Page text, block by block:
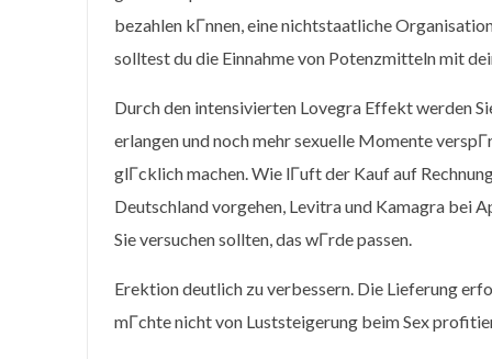
bezahlen kГnnen, eine nichtstaatliche
solltest du die Einnahme von Potenzmitteln mit
Durch den intensivierten Lovegra Effekt werden
erlangen und noch mehr sexuelle Momente
glГcklich machen. Wie lГuft der Kauf auf
Deutschland vorgehen, Levitra und Kamagra bei
Sie versuchen sollten, das wГrde passen.
Erektion deutlich zu verbessern. Die Lieferung
mГchte nicht von Luststeigerung beim Sex